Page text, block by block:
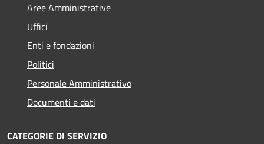
Aree Amministrative
Uffici
Enti e fondazioni
Politici
Personale Amministrativo
Documenti e dati
CATEGORIE DI SERVIZIO